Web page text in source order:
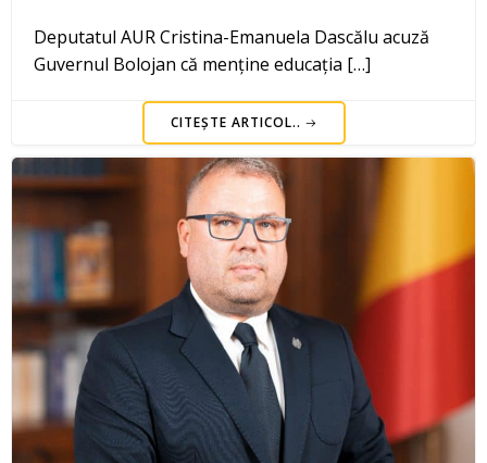
Deputatul AUR Cristina-Emanuela Dascălu acuză
Guvernul Bolojan că menține educația […]
CITEȘTE ARTICOL..